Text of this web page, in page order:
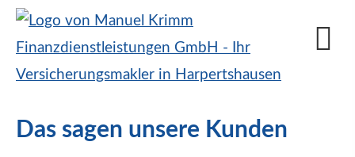
Das sagen unsere Kunden